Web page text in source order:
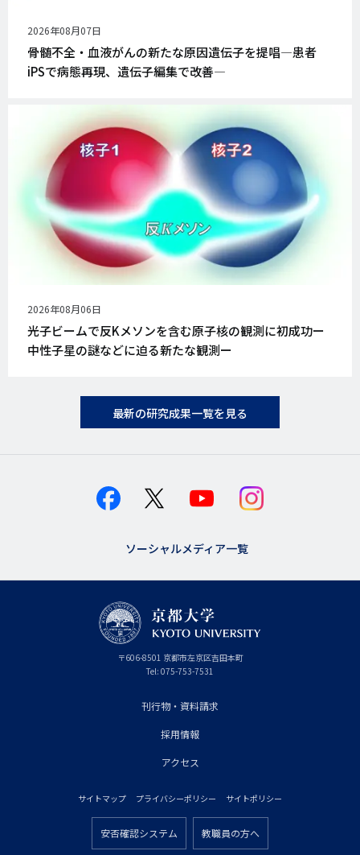
公
開
日
2026年08月07日
骨髄不全・血液がんの新たな原因遺伝子を提唱―患者
iPSで病態再現、遺伝子編集で改善―
公
開
日
2026年08月06日
光子ビームで反Kメソンを含む原子核の観測に初成功ー
中性子星の謎などに迫る新たな観測ー
最新の研究成果一覧を見る
ソーシャルメディア一覧
〒606-8501 京
都
府
京都市左京区吉田本町
Tel: 075-753-7531
刊行物・資料請求
採用情報
アクセス
サイトマップ プライバシーポリシー サイトポリシー
安否確認システム 教職員の方へ